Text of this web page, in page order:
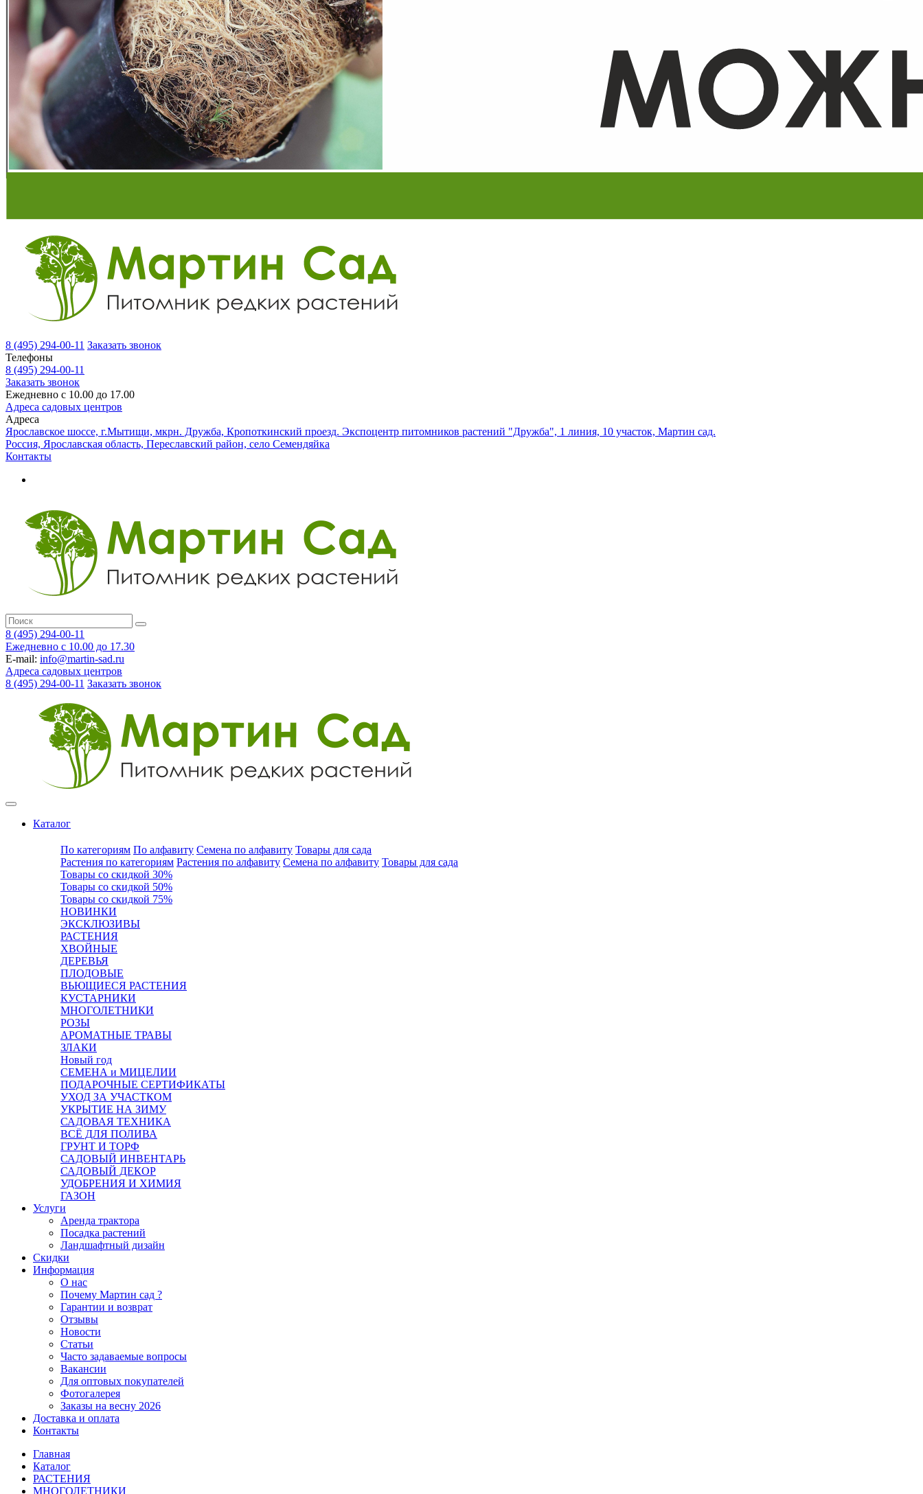
8 (495) 294-00-11 Заказать звонок
Телефоны
8 (495) 294-00-11
Заказать звонок
Ежедневно с 10.00 до 17.00
Адреса садовых центров
Адреса
Ярославское шоссе, г.Мытищи, мкрн. Дружба, Кропоткинский проезд. Экспоцентр питомников растений "Дружба", 1 линия, 10 участок, Мартин сад.
Россия, Ярославская область, Переславский район, село Семендяйка
Контакты
8 (495) 294-00-11
Ежедневно с 10.00 до 17.30
E-mail: info@martin-sad.ru
Адреса садовых центров
8 (495) 294-00-11 Заказать звонок
Каталог
По категориям По алфавиту Семена по алфавиту Товары для сада
Растения по категориям Растения по алфавиту Семена по алфавиту Товары для сада
Товары со скидкой 30%
Товары со скидкой 50%
Товары со скидкой 75%
НОВИНКИ
ЭКСКЛЮЗИВЫ
РАСТЕНИЯ
ХВОЙНЫЕ
ДЕРЕВЬЯ
ПЛОДОВЫЕ
ВЬЮЩИЕСЯ РАСТЕНИЯ
КУСТАРНИКИ
МНОГОЛЕТНИКИ
РОЗЫ
АРОМАТНЫЕ ТРАВЫ
ЗЛАКИ
Новый год
СЕМЕНА и МИЦЕЛИИ
ПОДАРОЧНЫЕ СЕРТИФИКАТЫ
УХОД ЗА УЧАСТКОМ
УКРЫТИЕ НА ЗИМУ
САДОВАЯ ТЕХНИКА
ВСЁ ДЛЯ ПОЛИВА
ГРУНТ И ТОРФ
САДОВЫЙ ИНВЕНТАРЬ
САДОВЫЙ ДЕКОР
УДОБРЕНИЯ И ХИМИЯ
ГАЗОН
Услуги
Аренда трактора
Посадка растений
Ландшафтный дизайн
Скидки
Информация
О нас
Почему Мартин сад ?
Гарантии и возврат
Отзывы
Новости
Статьи
Часто задаваемые вопросы
Вакансии
Для оптовых покупателей
Фотогалерея
Заказы на весну 2026
Доставка и оплата
Контакты
Главная
Каталог
РАСТЕНИЯ
МНОГОЛЕТНИКИ